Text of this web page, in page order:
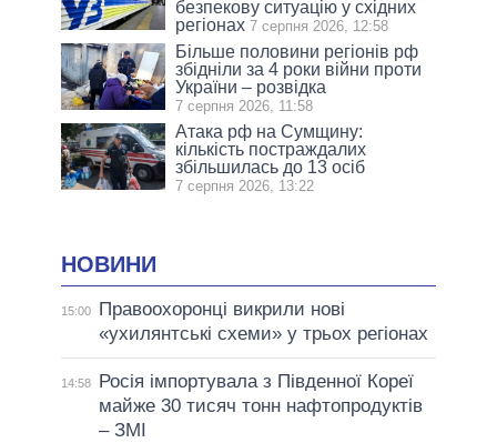
безпекову ситуацію у східних
регіонах 7 серпня 2026, 12:58
Більше половини регіонів рф
збідніли за 4 роки війни проти
України – розвідка
7 серпня 2026, 11:58
Атака рф на Сумщину:
кількість постраждалих
збільшилась до 13 осіб
7 серпня 2026, 13:22
НОВИНИ
15:00
Правоохоронці викрили нові
«ухилянтські схеми» у трьох регіонах
14:58
Росія імпортувала з Південної Кореї
майже 30 тисяч тонн нафтопродуктів
– ЗМІ